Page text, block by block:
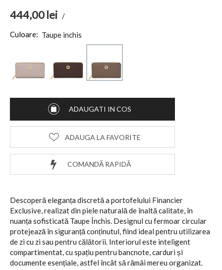
444,00lei /
Culoare: Taupe inchis
ADAUGATI IN COS
COMANDĂ RAPIDĂ
ADAUGA LA FAVORITE
Descoperă eleganța discretă a portofelului Financier
Exclusive, realizat din piele naturală de înaltă calitate, în
nuanța sofisticată Taupe Închis. Designul cu fermoar circular
protejează în siguranță conținutul, fiind ideal pentru utilizarea
de zi cu zi sau pentru călătorii. Interiorul este inteligent
compartimentat, cu spațiu pentru bancnote, carduri și
documente esențiale, astfel încât să rămâi mereu organizat.